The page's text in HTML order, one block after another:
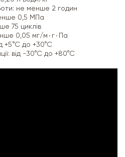
не менше 2 годин
0,5 МПа
75 циклів
Паропроникність: не менше 0,05 мг/м٠г٠Па
+5°С до +30°С
від -30°С до +80°С